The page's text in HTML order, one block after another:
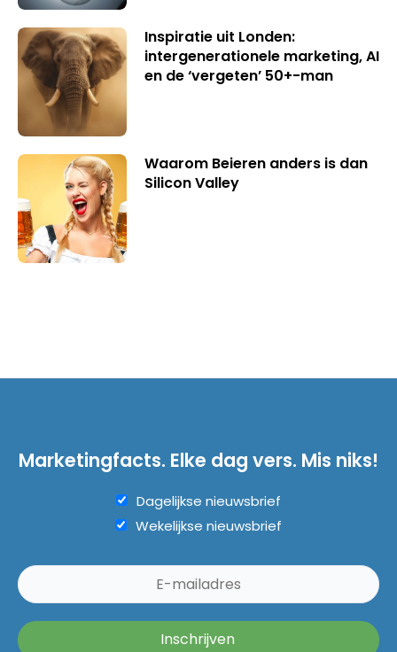
Inspiratie uit Londen:
intergenerationele marketing, AI
en de ‘vergeten’ 50+-man
Waarom Beieren anders is dan
Silicon Valley
Marketingfacts. Elke dag vers. Mis niks!
Dagelijkse nieuwsbrief
Wekelijkse nieuwsbrief